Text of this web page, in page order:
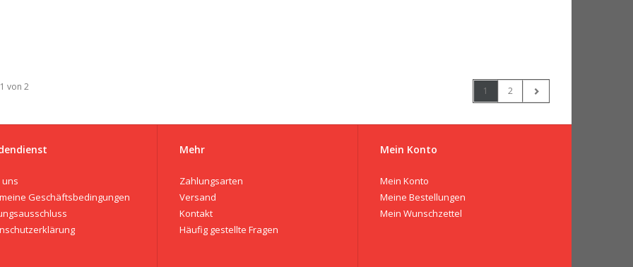
von 2 1 2
uns
Geschäftsbedingungen
Mehr
Zahlungsarten
Versand
Kontakt
Häufig gestellte Fragen
Mein Konto
Mein Konto
Meine Bestellungen
Mein Wunschzettel